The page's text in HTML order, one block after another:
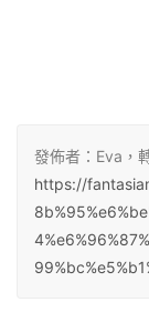
發佈者：Eva，
https://